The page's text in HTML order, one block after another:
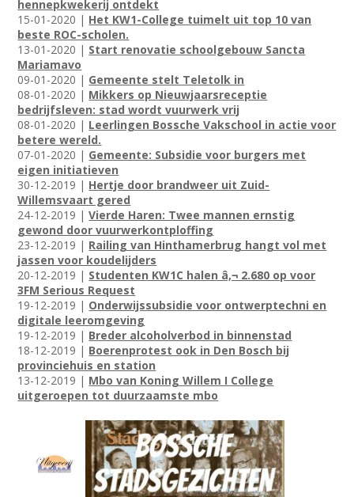
hennepkwekerij ontdekt
15-01-2020 | Het KW1-College tuimelt uit top 10 van
beste ROC-scholen.
13-01-2020 | Start renovatie schoolgebouw Sancta
Mariamavo
09-01-2020 | Gemeente stelt Teletolk in
08-01-2020 | Mikkers op Nieuwjaarsreceptie
bedrijfsleven: stad wordt vuurwerk vrij
08-01-2020 | Leerlingen Bossche Vakschool in actie voor
betere wereld.
07-01-2020 | Gemeente: Subsidie voor burgers met
eigen initiatieven
30-12-2019 | Hertje door brandweer uit Zuid-
Willemsvaart gered
24-12-2019 |Vierde Haren: Twee mannen ernstig
gewond door vuurwerkontploffing
23-12-2019 | Railing van Hinthamerbrug hangt vol met
jassen voor koudelijders
20-12-2019 | Studenten KW1C halen â‚¬ 2.680 op voor
3FM Serious Request
19-12-2019 | Onderwijssubsidie voor ontwerptechni en
digitale leeromgeving
19-12-2019 | Breder alcoholverbod in binnenstad
18-12-2019 | Boerenprotest ook in Den Bosch bij
provinciehuis en station
13-12-2019 | Mbo van Koning Willem I College
uitgeroepen tot duurzaamste mbo